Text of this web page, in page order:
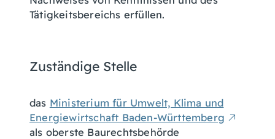
Tätigkeitsbereichs erfüllen.
Zuständige Stelle
das Ministerium für Umwelt, Klima und
Energiewirtschaft Baden-Württemberg
als oberste Baurechtsbehörde